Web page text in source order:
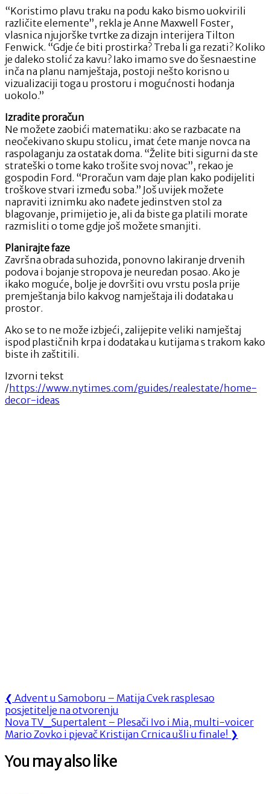
“Koristimo plavu traku na podu kako bismo uokvirili
različite elemente”, rekla je Anne Maxwell Foster,
vlasnica njujorške tvrtke za dizajn interijera Tilton
Fenwick. “Gdje će biti prostirka? Treba li ga rezati? Koliko
je daleko stolić za kavu? Iako imamo sve do šesnaestine
inča na planu namještaja, postoji nešto korisno u
vizualizaciji toga u prostoru i mogućnosti hodanja
uokolo.”
Izradite proračun
Ne možete zaobići matematiku: ako se razbacate na
neočekivano skupu stolicu, imat ćete manje novca na
raspolaganju za ostatak doma. “Želite biti sigurni da ste
strateški o tome kako trošite svoj novac”, rekao je
gospodin Ford. “Proračun vam daje plan kako podijeliti
troškove stvari između soba.” Još uvijek možete
napraviti iznimku ako nađete jedinstven stol za
blagovanje, primijetio je, ali da biste ga platili morate
razmisliti o tome gdje još možete smanjiti.
Planirajte faze
Završna obrada suhozida, ponovno lakiranje drvenih
podova i bojanje stropova je neuredan posao. Ako je
ikako moguće, bolje je dovršiti ovu vrstu posla prije
premještanja bilo kakvog namještaja ili dodataka u
prostor.
Ako se to ne može izbjeći, zalijepite veliki namještaj
ispod plastičnih krpa i dodataka u kutijama s trakom kako
biste ih zaštitili.
Izvorni tekst
/https://www.nytimes.com/guides/realestate/home-
decor-ideas
Navigacija
objava
❮ Previous
Post:
Advent u Samoboru – Matija Cvek rasplesao
posjetitelje na otvorenju
Next
Post:
Nova TV_Supertalent – Plesači Ivo i Mia, multi-voicer
Mario Zovko i pjevač Kristijan Crnica ušli u finale! ❯
You may also like